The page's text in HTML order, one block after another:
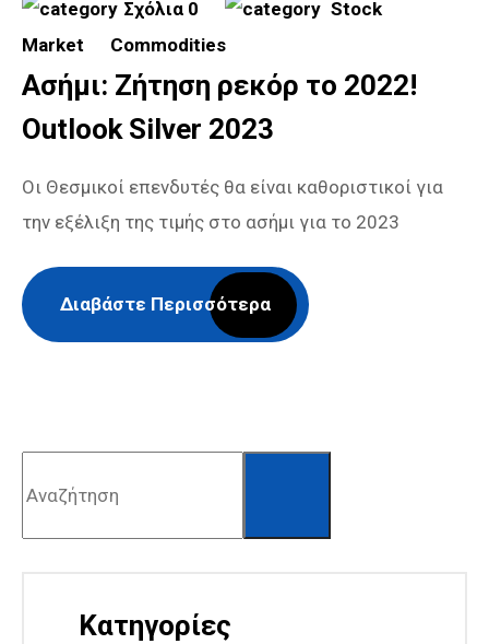
Σχόλια 0
Stock
Market
Commodities
Ασήμι: Ζήτηση ρεκόρ το 2022!
Outlook Silver 2023
Οι Θεσμικοί επενδυτές θα είναι καθοριστικοί για
την εξέλιξη της τιμής στο ασήμι για το 2023
Διαβάστε Περισσότερα
Κατηγορίες